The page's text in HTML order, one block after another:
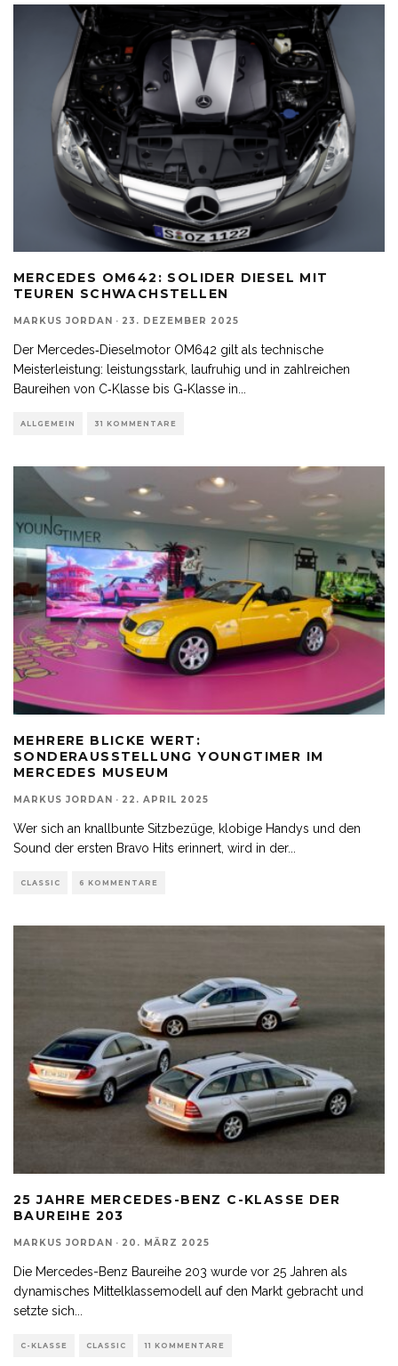
MERCEDES OM642: SOLIDER DIESEL MIT
TEUREN SCHWACHSTELLEN
MARKUS JORDAN · 23. DEZEMBER 2025
Der Mercedes‑Dieselmotor OM642 gilt als technische
Meisterleistung: leistungsstark, laufruhig und in zahlreichen
Baureihen von C‑Klasse bis G‑Klasse in...
ALLGEMEIN 31 KOMMENTARE
MEHRERE BLICKE WERT:
SONDERAUSSTELLUNG YOUNGTIMER IM
MERCEDES MUSEUM
MARKUS JORDAN · 22. APRIL 2025
Wer sich an knallbunte Sitzbezüge, klobige Handys und den
Sound der ersten Bravo Hits erinnert, wird in der...
CLASSIC 6 KOMMENTARE
25 JAHRE MERCEDES-BENZ C-KLASSE DER
BAUREIHE 203
MARKUS JORDAN · 20. MÄRZ 2025
Die Mercedes-Benz Baureihe 203 wurde vor 25 Jahren als
dynamisches Mittelklassemodell auf den Markt gebracht und
setzte sich
C-KLASSE CLASSIC 11 KOMMENTARE